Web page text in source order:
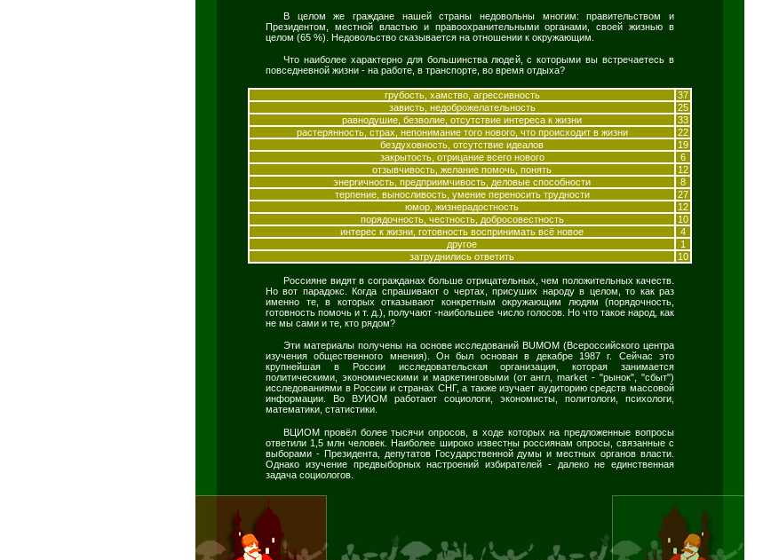
В целом же граждане нашей страны недовольны многим: правительством и
Президентом, местной властью и правоохранительными органами, своей жизнью в
целом (65 %). Недовольство сказывается на отношении к окружающим.
Что наиболее характерно для большинства людей, с которыми вы встречаетесь в
повседневной жизни - на работе, в транспорте, во время отдыха?
грубость, хамство, агрессивность
37
зависть, недоброжелательность
25
равнодушие, безволие, отсутствие интереса к жизни
33
растерянность, страх, непонимание того нового, что происходит в жизни
22
бездуховность, отсутствие идеалов
19
закрытость, отрицание всего нового
6
отзывчивость, желание помочь, понять
12
энергичность, предприимчивость, деловые способности
8
терпение, выносливость, умение переносить трудности
27
юмор, жизнерадостность
12
порядочность, честность, добросовестность
10
интерес к жизни, готовность воспринимать всё новое
4
другое
1
затруднились ответить
10
Россияне видят в согражданах больше отрицательных, чем положительных качеств.
Но вот парадокс. Когда спрашивают о чертах, присуших народу в целом, то как раз
именно те, в которых отказывают конкретным окружающим людям (порядочность,
готовность помочь и т. д.), получают -наибольшее число голосов. Но что такое народ, как
не мы сами и те, кто рядом?
Эти материалы получены на основе исследований BUMOM (Всероссийского центра
изучения общественного мнения). Он был основан в декабре 1987 г. Сейчас это
крупнейшая в России исследовательская организация, которая занимается
политическими, экономическими и маркетинговыми (от англ, market - "рынок", "сбыт")
исследованиями в России и странах СНГ, а также изучает аудиторию средств массовой
информации. Во ВУИОМ работают социологи, экономисты, политологи, психологи,
математики, статистики.
ВЦИОМ провёл более тысячи опросов, в ходе которых на предложенные вопросы
ответили 1,5 млн человек. Наиболее широко известны россиянам опросы, связанные с
выборами - Президента, депутатов Государственной думы и местных органов власти.
Однако изучение предвыборных настроений избирателей - далеко не единственная
задача социологов.